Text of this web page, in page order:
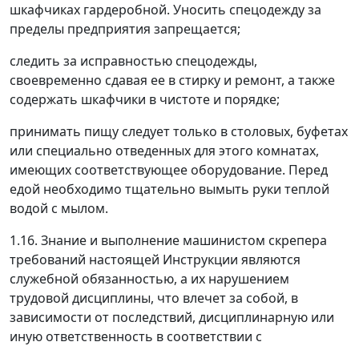
шкафчиках гардеробной. Уносить спецодежду за
пределы предприятия запрещается;
следить за исправностью спецодежды,
своевременно сдавая ее в стирку и ремонт, а также
содержать шкафчики в чистоте и порядке;
принимать пищу следует только в столовых, буфетах
или специально отведенных для этого комнатах,
имеющих соответствующее оборудование. Перед
едой необходимо тщательно вымыть руки теплой
водой с мылом.
1.16. Знание и выполнение машинистом скрепера
требований настоящей Инструкции являются
служебной обязанностью, а их нарушением
трудовой дисциплины, что влечет за собой, в
зависимости от последствий, дисциплинарную или
иную ответственность в соответствии с